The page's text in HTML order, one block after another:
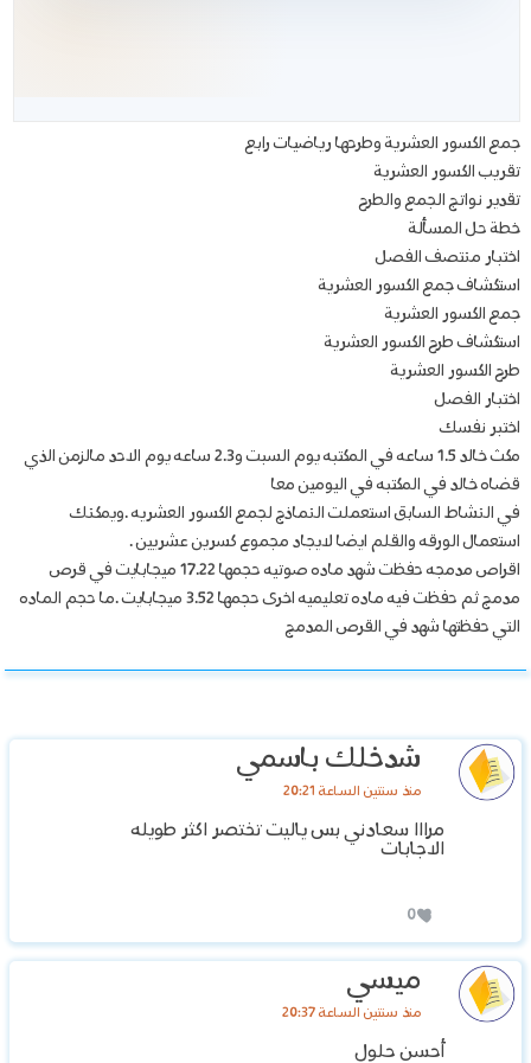
جمع الكسور العشرية وطرحها رياضيات رابع
تقريب الكسور العشرية
تقدير نواتج الجمع والطرح
خطة حل المسألة
اختبار منتصف الفصل
استكشاف جمع الكسور العشرية
جمع الكسور العشرية
استكشاف طرح الكسور العشرية
طرح الكسور العشرية
اختبار الفصل
اختبر نفسك
مكث خالد 1.5 ساعه في المكتبه يوم السبت و2.3 ساعه يوم الاحد مالزمن الذي
قضاه خالد في المكتبه في اليومين معا
في النشاط السابق استعملت النماذج لجمع الكسور العشريه .ويمكنك
استعمال الورقه والقلم ايضا لايجاد مجموع كسرين عشريين .
اقراص مدمجه حفظت شهد ماده صوتيه حجمها 17.22 ميجابايت في قرص
مدمج ثم حفظت فيه ماده تعليميه اخرى حجمها 3.52 ميجابايت .ما حجم الماده
التي حفظتها شهد في القرص المدمج
شدخلك باسمي
منذ سنتين الساعة 20:21
مرااا سعادني بس ياليت تختصر اكثر طويله
الاجابات
0
ميسي
منذ سنتين الساعة 20:37
أحسن حلول